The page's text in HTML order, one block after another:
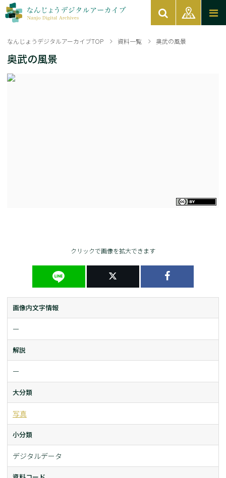
なんじょうデジタルアーカイブTOP 資料一覧 奥武の風景
奥武の風景
クリックで画像を拡大できます
画像内文字情報
ー
解説
ー
大分類
写真
小分類
デジタルデータ